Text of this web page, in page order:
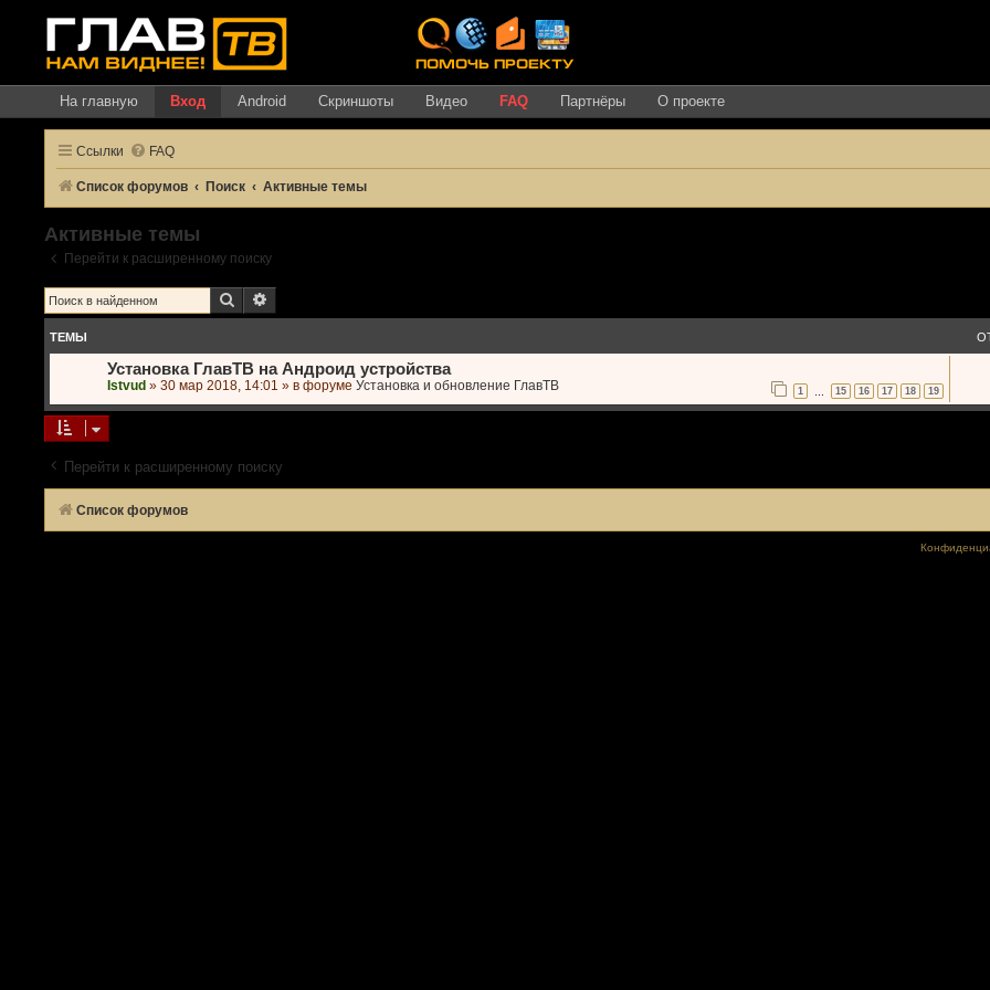
На главную Вход Android Скриншоты Видео FAQ Партнёры О проекте
Ссылки FAQ
Список форумов Поиск Активные темы
Активные темы
Перейти к расширенному поиску
Поиск
ТЕМЫ
Установка ГлавТВ на Андроид устройства
Istvud » 30 мар 2018, 14:01 » в форуме Установка и обновление ГлавТВ 1 15 16 17 18 19
Перейти к расширенному поиску
Список форумов